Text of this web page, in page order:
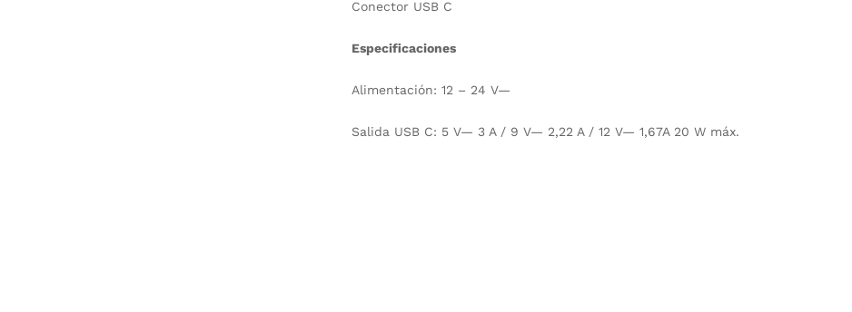
Conector USB C
Especificaciones
Alimentación: 12 – 24 V—
Salida USB C: 5 V— 3 A / 9 V— 2,22 A / 12 V— 1,67A 20 W máx.